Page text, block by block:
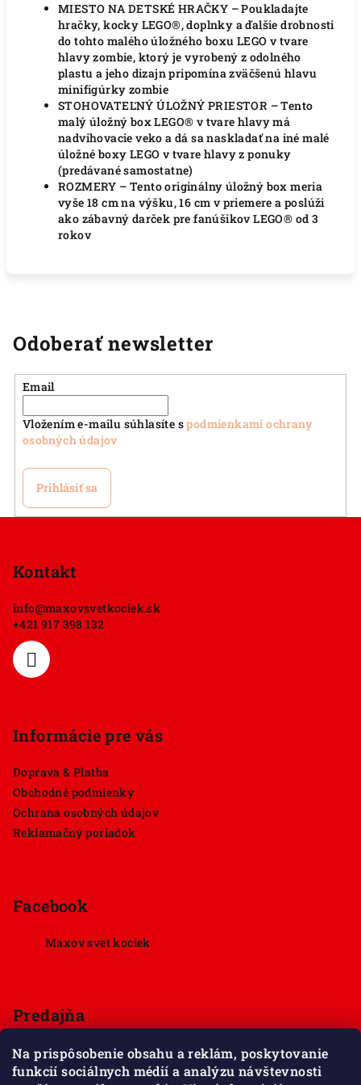
Na prispôsobenie obsahu a reklám, poskytovanie
funkcií sociálnych médií a analýzu návštevnosti
MIESTO NA DETSKÉ HRAČKY – Poukladajte
hračky, kocky LEGO®, doplnky a ďalšie drobnosti
do tohto malého úložného boxu LEGO v tvare
hlavy zombie, ktorý je vyrobený z odolného
plastu a jeho dizajn pripomína zväčšenú hlavu
minifigúrky zombie
STOHOVATEĽNÝ ÚLOŽNÝ PRIESTOR – Tento
malý úložný box LEGO® v tvare hlavy má
nadvihovacie veko a dá sa naskladať na iné malé
úložné boxy LEGO v tvare hlavy z ponuky
(predávané samostatne)
ROZMERY – Tento originálny úložný box meria
vyše 18 cm na výšku, 16 cm v priemere a poslúži
ako zábavný darček pre fanúšikov LEGO® od 3
rokov
Odoberať newsletter
Email
Vložením e-mailu súhlasíte spodmienkami ochrany
osobných údajov
Prihlásiť sa
Kontakt
info@maxovsvetkociek.sk
+421 917 398 132
Informácie pre vás
Doprava & Platba
Obchodné podmienky
Ochrana osobných údajov
Reklamačný poriadok
Facebook
Maxov svet kociek
Predajňa
Štúrova 33, 949 01 Nitra
Pondelok - Sobota 9:00 - 18:00